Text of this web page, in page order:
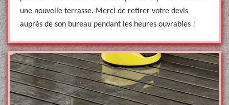
une nouvelle terrasse. Merci de retirer votre devis
auprès de son bureau pendant les heures ouvrables !